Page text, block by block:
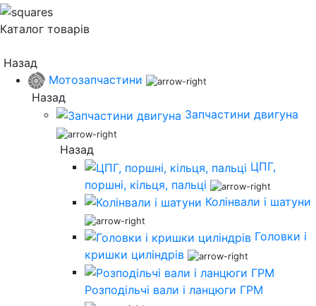
Каталог товарів
Назад
Мотозапчастини
Назад
Запчастини двигуна
Назад
ЦПГ,
поршні, кільця, пальці
Колінвали і шатуни
Головки і
кришки циліндрів
Розподільчі вали і ланцюги ГРМ